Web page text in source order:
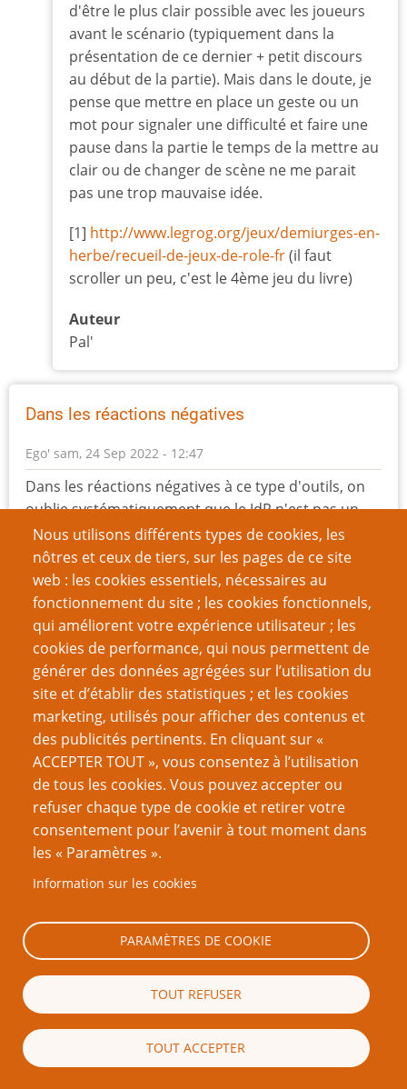
d'être le plus clair possible avec les joueurs
avant le scénario (typiquement dans la
présentation de ce dernier + petit discours
au début de la partie). Mais dans le doute, je
pense que mettre en place un geste ou un
mot pour signaler une difficulté et faire une
pause dans la partie le temps de la mettre au
clair ou de changer de scène ne me parait
pas une trop mauvaise idée.
[1] http://www.legrog.org/jeux/demiurges-en-
herbe/recueil-de-jeux-de-role-fr(il faut
scroller un peu, c'est le 4ème jeu du livre)
Auteur
Pal'
Dans les réactions négatives
Ego' sam, 24 Sep 2022 - 12:47
Dans les réactions négatives à ce type d'outils, on
oublie systématiquement que le JdR n'est pas un
one-man-show dont on peut quitter la salle
discrétement, et surtout qu'il y a
plusieurs intervenants autour de la table autres
que le MJ, et que eux aussi peuvent mettre les pieds
dans le plat.
Il n'y d'ailleurs pas que les joueuses et les joueurs
qui peuvent avoir besoin d'un arrêt de jeu suite à
un débordement, le MJ aussi.
Le geste "temps-mort" est pratiqué en sport, aussi
bien amateur que professionel, alors pourquoi
serait-ce différent en JdR ?
Auteur
Courriel
Nous utilisons différents types de cookies, les
nôtres et ceux de tiers, sur les pages de ce site
web : les cookies essentiels, nécessaires au
fonctionnement du site ; les cookies fonctionnels,
qui améliorent votre expérience utilisateur ; les
cookies de performance, qui nous permettent de
générer des données agrégées sur l’utilisation du
site et d’établir des statistiques ; et les cookies
marketing, utilisés pour afficher des contenus et
des publicités pertinents. En cliquant sur «
ACCEPTER TOUT », vous consentez à l’utilisation
de tous les cookies. Vous pouvez accepter ou
refuser chaque type de cookie et retirer votre
consentement pour l’avenir à tout moment dans
les « Paramètres ».
Information sur les cookies
PARAMÈTRES DE COOKIE
TOUT REFUSER
TOUT ACCEPTER